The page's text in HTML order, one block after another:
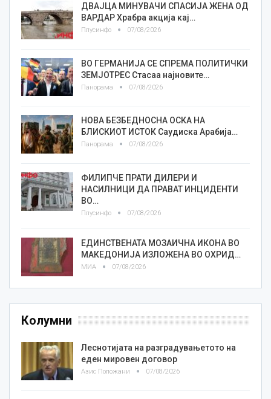
ДВАЈЦА МИНУВАЧИ СПАСИЈА ЖЕНА ОД
ВАРДАР Храбра акција кај…
Плусинфо 07/08/2026
ВО ГЕРМАНИЈА СЕ СПРЕМА ПОЛИТИЧКИ
ЗЕМЈОТРЕС Стасаа најновите…
Панорама 07/08/2026
НОВА БЕЗБЕДНОСНА ОСКА НА
БЛИСКИОТ ИСТОК Саудиска Арабија…
Панорама 07/08/2026
ФИЛИПЧЕ ПРАТИ ДИЛЕРИ И
НАСИЛНИЦИ ДА ПРАВАТ ИНЦИДЕНТИ
ВО…
Плусинфо 07/08/2026
ЕДИНСТВЕНАТА МОЗАИЧНА ИКОНА ВО
МАКЕДОНИЈА ИЗЛОЖЕНА ВО ОХРИД…
МИА 07/08/2026
Колумни
Леснотијата на разградувањетото на
еден мировен договор
Азис Положани 07/08/2026